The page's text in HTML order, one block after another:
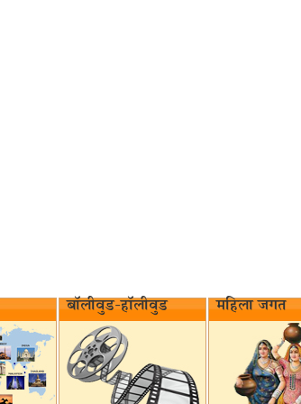
बॉलीवुड-हॉलीवुड महिला जगत